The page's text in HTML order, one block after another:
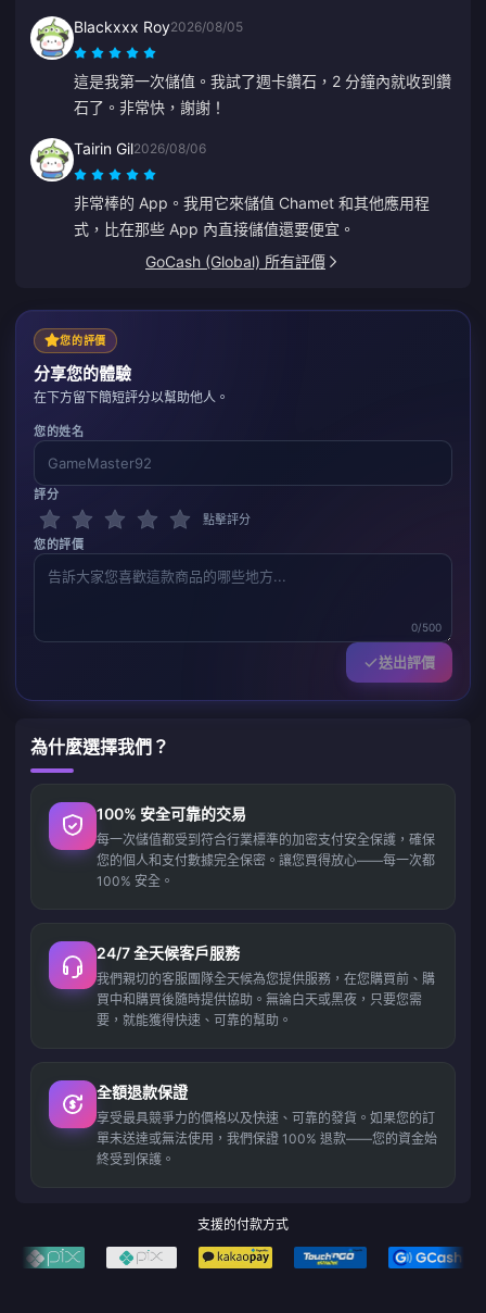
Blackxxx Roy2026/08/05
這是我第一次儲值。我試了週卡鑽石，2 分鐘內就收到鑽
石了。非常快，謝謝！
Tairin Gil2026/08/06
非常棒的 App。我用它來儲值 Chamet 和其他應用程
式，比在那些 App 內直接儲值還要便宜。
GoCash (Global) 所有評價
您的評價
分享您的體驗
在下方留下簡短評分以幫助他人。
您的姓名
評分
點擊評分
您的評價
0/500
送出評價
為什麼選擇我們？
100% 安全可靠的交易
每一次儲值都受到符合行業標準的加密支付安全保護，確保
您的個人和支付數據完全保密。讓您買得放心——每一次都
100% 安全。
24/7 全天候客戶服務
我們親切的客服團隊全天候為您提供服務，在您購買前、購
買中和購買後隨時提供協助。無論白天或黑夜，只要您需
要，就能獲得快速、可靠的幫助。
全額退款保證
享受最具競爭力的價格以及快速、可靠的發貨。如果您的訂
單未送達或無法使用，我們保證 100% 退款——您的資金始
終受到保護。
支援的付款方式